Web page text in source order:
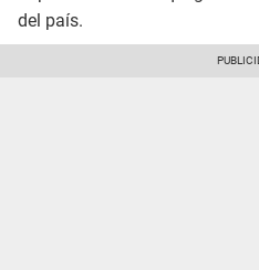
del país.